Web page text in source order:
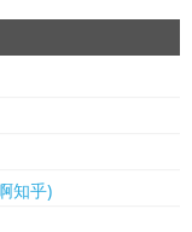
知乎)